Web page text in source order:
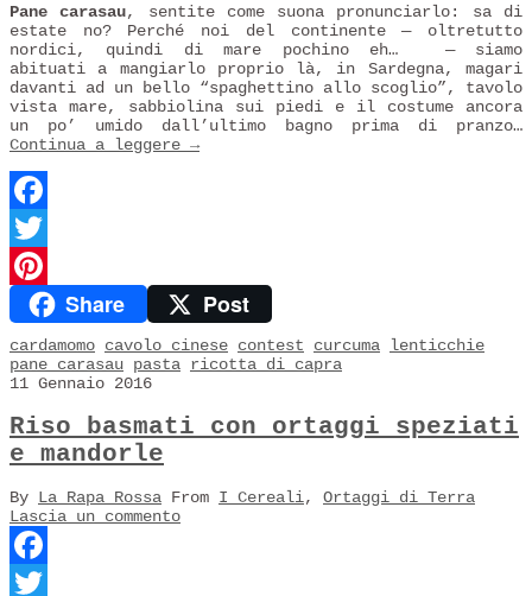
Pane carasau, sentite come suona pronunciarlo: sa di
estate no? Perché noi del continente — oltretutto
nordici, quindi di mare pochino eh…
— siamo
abituati a mangiarlo proprio là, in Sardegna, magari
davanti ad un bello “spaghettino allo scoglio”, tavolo
vista mare, sabbiolina sui piedi e il costume ancora
un po’ umido dall’ultimo bagno prima di pranzo…
Continua a leggere →
Facebook
Twitter
PinterestShare Post
cardamomo cavolo cinese contest curcuma lenticchie
pane carasau pasta ricotta di capra
11 Gennaio 2016
Riso basmati con ortaggi speziati
e mandorle
By La Rapa Rossa From I Cereali, Ortaggi di Terra
Lascia un commento
Facebook